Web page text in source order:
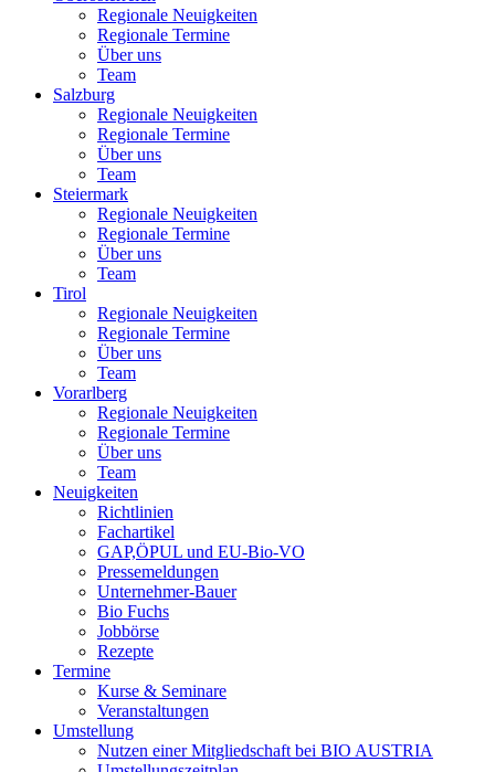
Regionale Neuigkeiten
Regionale Termine
Über uns
Team
Salzburg
Regionale Neuigkeiten
Regionale Termine
Über uns
Team
Steiermark
Regionale Neuigkeiten
Regionale Termine
Über uns
Team
Tirol
Regionale Neuigkeiten
Regionale Termine
Über uns
Team
Vorarlberg
Regionale Neuigkeiten
Regionale Termine
Über uns
Team
Neuigkeiten
Richtlinien
Fachartikel
GAP,ÖPUL und EU-Bio-VO
Pressemeldungen
Unternehmer-Bauer
Bio Fuchs
Jobbörse
Rezepte
Termine
Kurse & Seminare
Veranstaltungen
Umstellung
Nutzen einer Mitgliedschaft bei BIO AUSTRIA